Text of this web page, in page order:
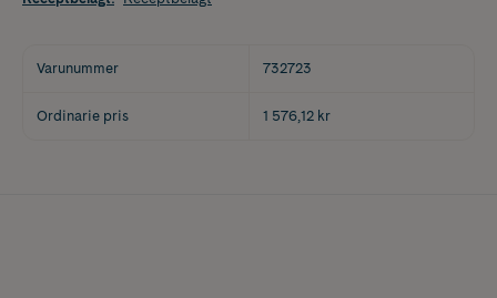
Varunummer 732723
Ordinarie pris 1 576,12 kr